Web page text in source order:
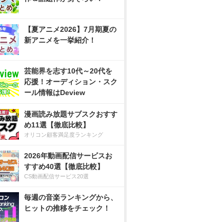
【夏アニメ2026】7月期夏の
新アニメを一挙紹介！
芸能界を志す10代～20代を
応援！オーディション・スク
ール情報はDeview
漫画読み放題サブスクおすす
め11選【徹底比較】
オリコン顧客満足度ランキング
2026年動画配信サービスお
すすめ40選【徹底比較】
CS動画配信サービス20選
毎週の音楽ランキングから、
ヒットの推移をチェック！